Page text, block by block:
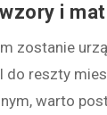
i
zostanie
reszty
warto